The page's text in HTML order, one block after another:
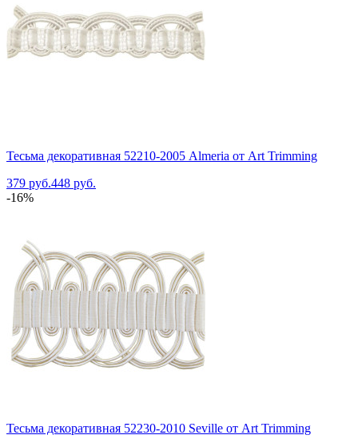
Тесьма декоративная 52210-2005 Almeria от Art Trimming
379 руб.448 руб.
-16%
Тесьма декоративная 52230-2010 Seville от Art Trimming